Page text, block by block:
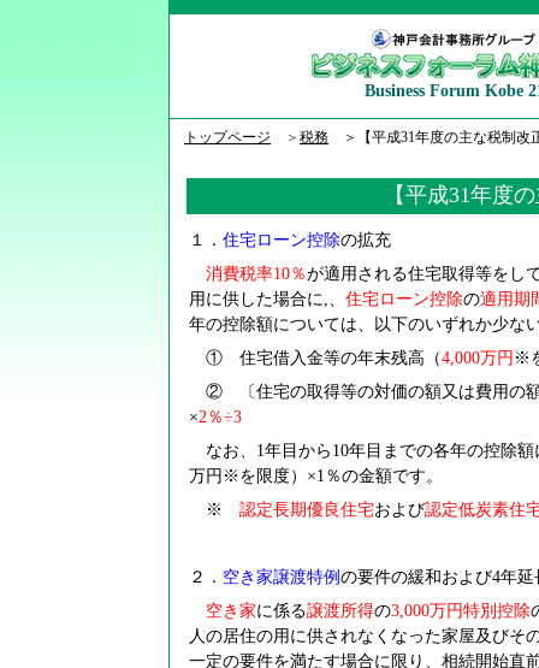
Business Forum Kobe
トップページ ＞ 税務 ＞【平成31年度の主な税制改
【平成31年度
１． 住宅ローン控除の拡充
消費税率10％が適用される住宅取得等をし
用に供した場合に,、 住宅ローン控除の適用期
年の控除額については、以下のいずれか少な
① 住宅借入金等の年末残高（4,000万円 ※
② 〔住宅の取得等の対価の額又は費用の
×2％÷3
なお、1年目から10年目までの各年の控除
万円※を限度）×1％の金額です。
※ 認定長期優良住宅および認定低炭素住
２． 空き家譲渡特例 の要件の緩和および4年
空き家に係る譲渡所得の3,000万円特別控除
人の居住の用に供されなくなった家屋及びそ
一定の要件を満たす場合に限り、相続開始直